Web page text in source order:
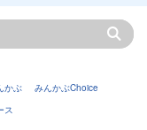
かぶ
みんかぶChoice
ス